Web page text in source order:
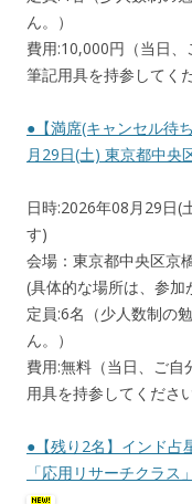
ん。）
費用:10,000円（当日、
筆記用具を持参してく
●【満席(キャンセル待
月29日(土) 東京都中央
日時:2026年08月29日(
す)
会場：東京都中央区京
(具体的な場所は、参
定員:6名（少人数制の
ん。）
費用:無料（当日、ご
用具を持参してください
●【残り2名】インド占
「応用リサーチクラ